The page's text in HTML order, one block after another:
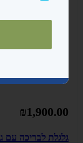
₪1,900.00
גלגלת לבריכה עם גלגלים ל70